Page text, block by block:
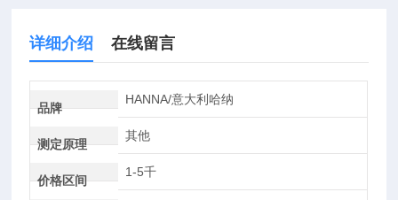
详细介绍 在线留言
品牌
HANNA/意大利哈纳
测定原理
其他
价格区间
1-5千